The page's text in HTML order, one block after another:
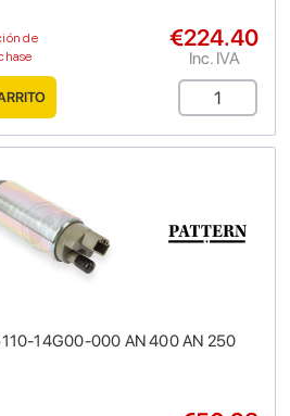
de
€224.40
Inc. IVA
14G00-000 AN 400 AN 250